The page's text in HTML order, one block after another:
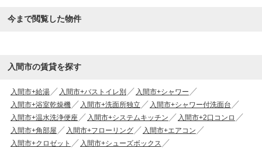
今まで閲覧した物件
入間市の賃貸を探す
入間市+給湯 入間市+バストイレ別
入間市+シャワー
入間市+浴室乾燥機
入間市+洗面所独立
入間市+シャワー付洗面台
入間市+温水洗浄便座
入間市+システムキッチン
入間市+2口コンロ
入間市+角部屋
入間市+フローリング
入間市+エアコン
入間市+クロゼット
入間市+シューズボックス